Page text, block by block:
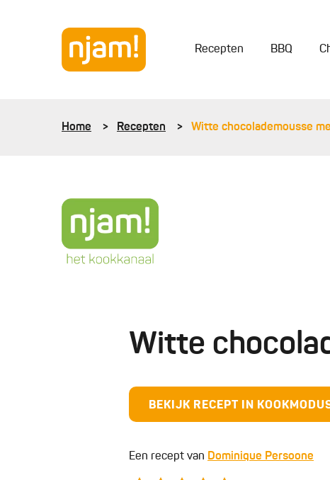
Recepten BBQ
Home Recepten Witte chocolademousse
Witte
BEKIJK RECEPT IN
Een recept van Dominique Persoone